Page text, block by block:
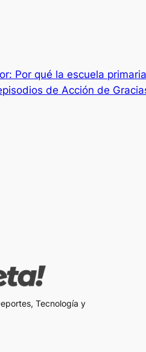
Por qué la escuela
de Acción de
Tecnología y